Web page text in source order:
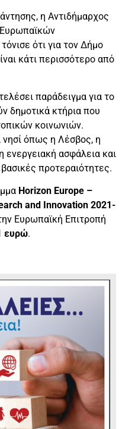
η Αντιδήμαρχος
Ευρωπαϊκών
ότι για τον Δήμο
κάτι περισσότερο από
παράδειγμα για το
δημοτικά κτήρια που
κοινωνιών.
νησί όπως η Λέσβος, η
ενεργειακή ασφάλεια και
προτεραιότητες.
Horizon Europe –
and Innovation 2021-
Ευρωπαϊκή Επιτροπή
ευρώ.